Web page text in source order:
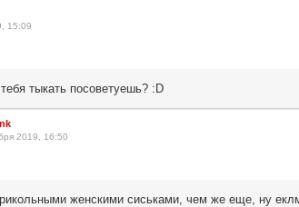
15:09
тыкать посоветуешь? :D
2019, 16:50
женскими сиськами, чем же еще, ну